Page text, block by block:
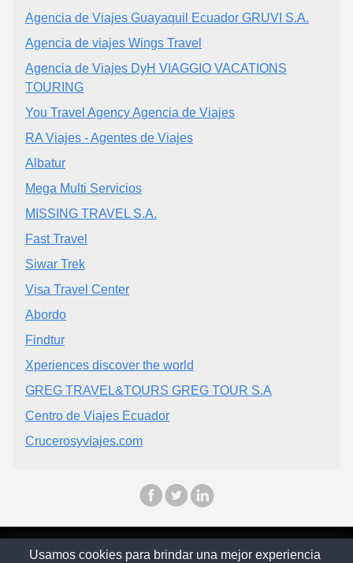
Agencia de Viajes Guayaquil Ecuador GRUVI S.A.
Agencia de viajes Wings Travel
Agencia de Viajes DyH VIAGGIO VACATIONS
TOURING
You Travel Agency Agencia de Viajes
RA Viajes - Agentes de Viajes
Albatur
Mega Multi Servicios
MISSING TRAVEL S.A.
Fast Travel
Siwar Trek
Visa Travel Center
Abordo
Findtur
Xperiences discover the world
GREG TRAVEL&TOURS GREG TOUR S.A
Centro de Viajes Ecuador
Crucerosyviajes.com
© Ecuapinoo 2025
Usamos cookies para brindar una mejor experiencia